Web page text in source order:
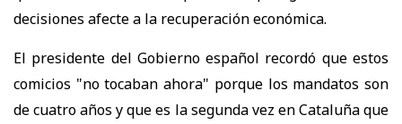
decisiones afecte a la recuperación económica.
El presidente del Gobierno español recordó que estos
comicios "no tocaban ahora" porque los mandatos son
de cuatro años y que es la segunda vez en Cataluña que